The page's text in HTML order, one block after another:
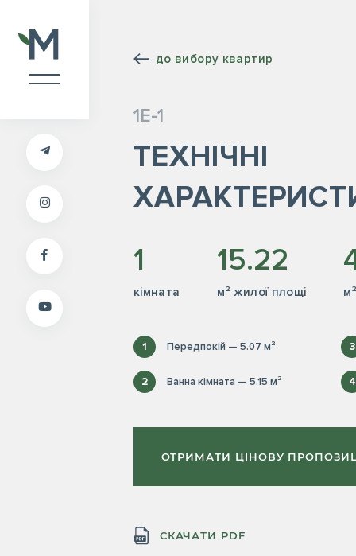
до вибору квартир
1Е-1
ТЕХНІЧНІ
1
кiмната
15.22
м² жилої площі
1 Передпокій — 5.07 м²
2 Ванна кімната — 5.15 м²
3
4
ОТРИМАТИ ЦІНОВУ
СКАЧАТИ PDF